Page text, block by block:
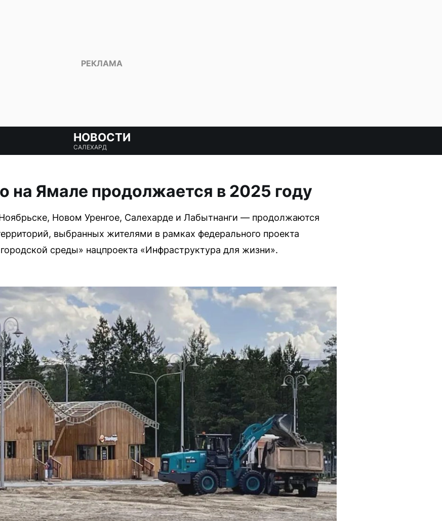
НОВОСТИ
САЛЕХАРД
на Ямале продолжается в 2025 году
Новом Уренгое, Салехарде и Лабытнанги — продолжаются
выбранных жителями в рамках федерального проекта
среды» нацпроекта «Инфраструктура для жизни».